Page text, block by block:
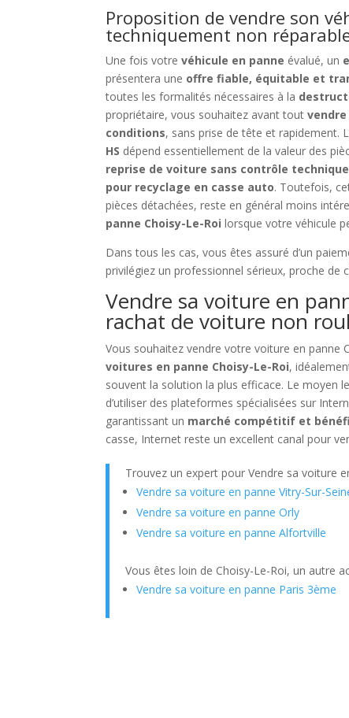
Proposition de vendre son
techniquement non
Une fois votrevéhicule en panne évalué, un
présentera une offre fiable, équitable et
toutes les formalités nécessaires à la
propriétaire, vous souhaitez avant tout
conditions, sans prise de tête et rapidement.
HS dépend essentiellement de la valeur des
reprise de voiture sans contrôle
pour recyclage en casse auto. Toutefois,
pièces détachées, reste en général moins
panne Choisy-Le-Roi lorsque votre véhicule
Dans tous les cas, vous êtes assuré d’un
privilégiez un professionnel sérieux, proche de
Vendre sa voiture en
rachat de voiture non
Vous souhaitez vendre votre voiture en panne
voitures en panne Choisy-Le-Roi,
souvent la solution la plus efficace. Le moyen
d’utiliser des plateformes spécialisées sur
garantissant un marché compétitif et
casse, Internet reste un excellent canal pour
Trouvez un expert pour Vendre sa voiture
Vendre sa voiture en panne Vitry-Sur-
Vendre sa voiture en panne Orly
Vendre sa voiture en panne Alfortville
Vous êtes loin de Choisy-Le-Roi, un autre
Vendre sa voiture en panne Paris 3ème